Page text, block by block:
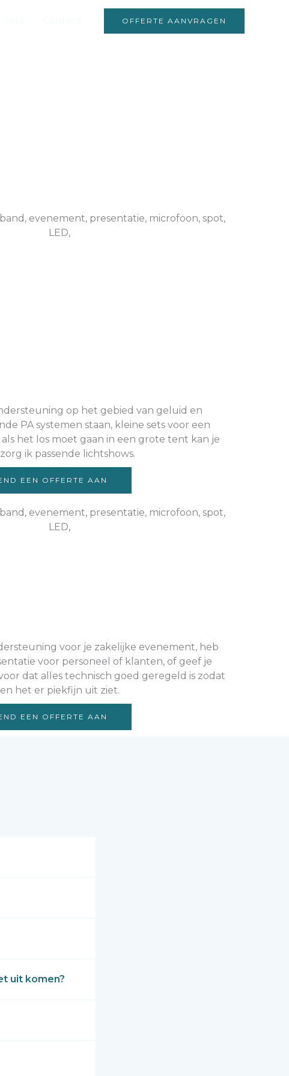
OFFERTE AANVRAGEN
op het gebied van geluid en
PA systemen staan, kleine sets voor een
het los moet gaan in een grote tent kan je
ik passende lichtshows.
EEN OFFERTE AAN
voor je zakelijke evenement, heb
voor personeel of klanten, of geef je
dat alles technisch goed geregeld is zodat
het er piekfijn uit ziet.
EEN OFFERTE AAN
uit komen?